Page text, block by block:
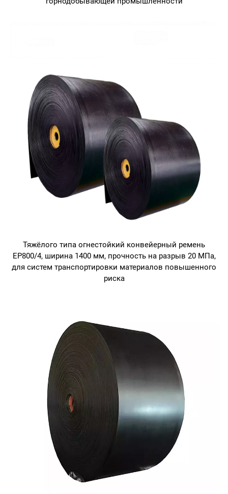
Тяжёлого типа огнестойкий конвейерный ремень
EP800/4, ширина 1400 мм, прочность на разрыв 20 МПа,
для систем транспортировки материалов повышенного
риска